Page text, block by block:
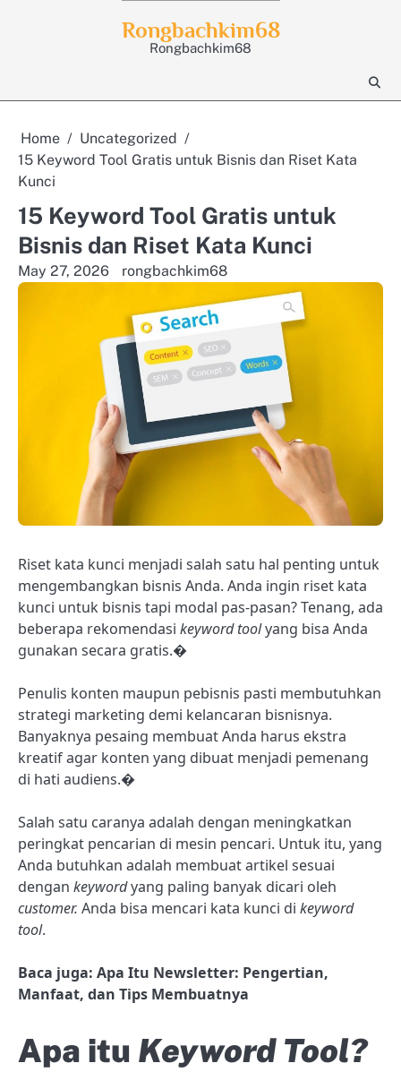
Rongbachkim68
Rongbachkim68
Home
Uncategorized
15 Keyword Tool Gratis untuk Bisnis dan Riset Kata
Kunci
15 Keyword Tool Gratis untuk
Bisnis dan Riset Kata Kunci
May 27, 2026 rongbachkim68
Riset kata kunci menjadi salah satu hal penting untuk
mengembangkan bisnis Anda. Anda ingin riset kata
kunci untuk bisnis tapi modal pas-pasan? Tenang, ada
beberapa rekomendasi keyword toolyang bisa Anda
gunakan secara gratis.�
Penulis konten maupun pebisnis pasti membutuhkan
strategi marketing demi kelancaran bisnisnya.
Banyaknya pesaing membuat Anda harus ekstra
kreatif agar konten yang dibuat menjadi pemenang
di hati audiens.�
Salah satu caranya adalah dengan meningkatkan
peringkat pencarian di mesin pencari. Untuk itu, yang
Anda butuhkan adalah membuat artikel sesuai
dengan keywordyang paling banyak dicari oleh
customer. Anda bisa mencari kata kunci di keyword
tool.
Baca juga: Apa Itu Newsletter: Pengertian,
Manfaat, dan Tips Membuatnya
Apa itu Keyword Tool?